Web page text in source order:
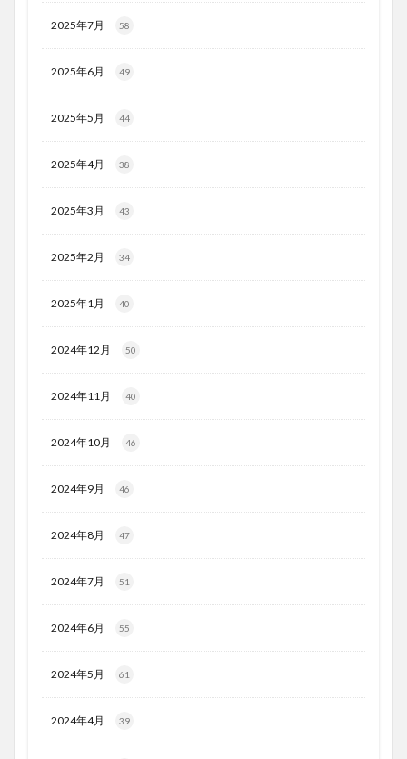
2025年7月 58
2025年6月 49
2025年5月 44
2025年4月 38
2025年3月 43
2025年2月 34
2025年1月 40
2024年12月 50
2024年11月 40
2024年10月 46
2024年9月 46
2024年8月 47
2024年7月 51
2024年6月 55
2024年5月 61
2024年4月 39